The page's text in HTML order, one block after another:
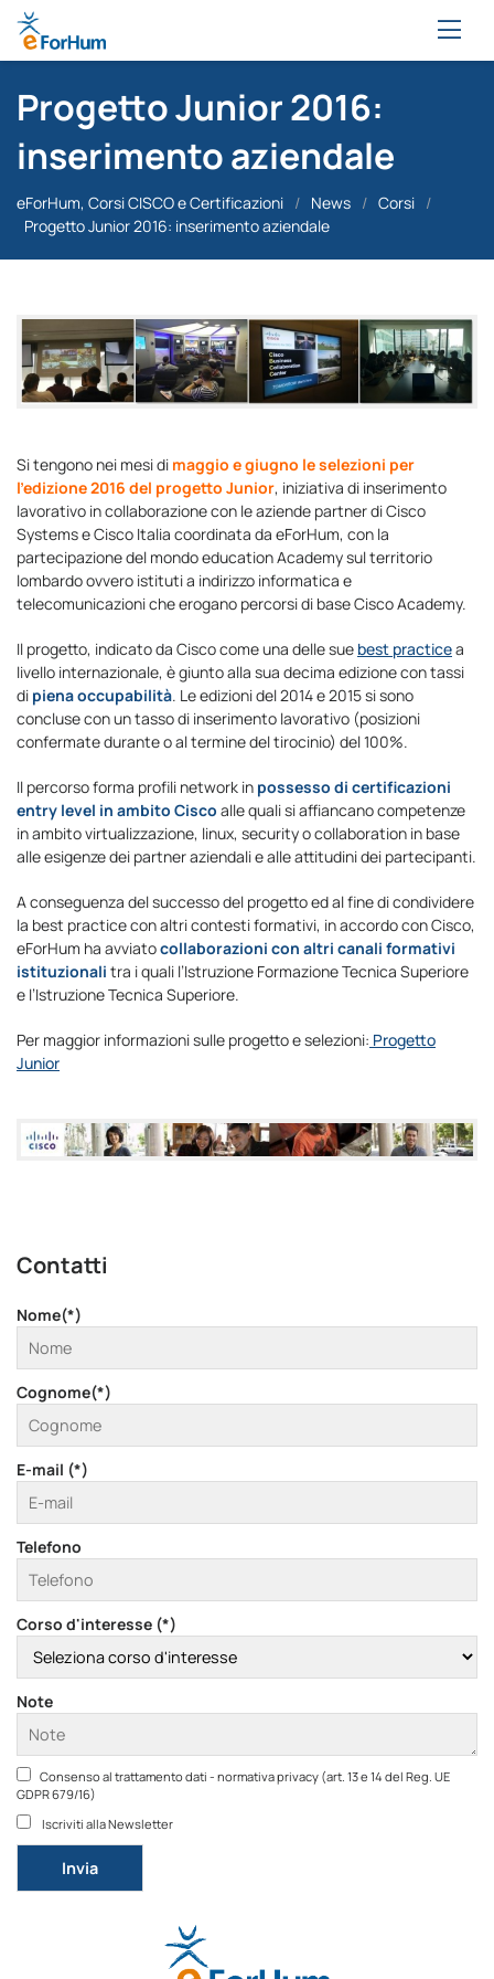
Progetto Junior 2016:
inserimento aziendale
eForHum, Corsi CISCO e Certificazioni / News / Corsi /
Progetto Junior 2016: inserimento aziendale
Si tengono nei mesi di maggio e giugno le selezioni per
l’edizione 2016 del progetto Junior, iniziativa di inserimento
lavorativo in collaborazione con le aziende partner di Cisco
Systems e Cisco Italia coordinata da eForHum, con la
partecipazione del mondo education Academy sul territorio
lombardo ovvero istituti a indirizzo informatica e
telecomunicazioni che erogano percorsi di base Cisco Academy.
Il progetto, indicato da Cisco come una delle sue best practicea
livello internazionale, è giunto alla sua decima edizione con tassi
di piena occupabilità. Le edizioni del 2014 e 2015 si sono
concluse con un tasso di inserimento lavorativo (posizioni
confermate durante o al termine del tirocinio) del 100%.
Il percorso forma profili network in possesso di certificazioni
entry level in ambito Cisco alle quali si affiancano competenze
in ambito virtualizzazione, linux, security o collaboration in base
alle esigenze dei partner aziendali e alle attitudini dei partecipanti.
A conseguenza del successo del progetto ed al fine di condividere
la best practice con altri contesti formativi, in accordo con Cisco,
eForHum ha avviatocollaborazioni con altri canali formativi
istituzionali tra i quali l’Istruzione Formazione Tecnica Superiore
e l’Istruzione Tecnica Superiore.
Per maggior informazioni sulle progetto e selezioni: Progetto
Junior
Contatti
Nome(*)
Cognome(*)
E-mail (*)
Telefono
Corso d'interesse (*)
Note
Consenso al trattamento dati - normativa privacy (art. 13 e 14 del Reg. UE
GDPR 679/16)
Iscriviti alla Newsletter